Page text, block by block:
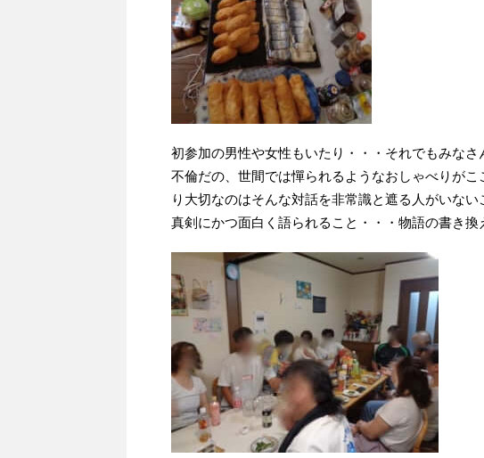
初参加の男性や女性もいたり・・・それでもみな
不倫だの、世間では憚られるようなおしゃべりが
り大切なのはそんな対話を非常識と遮る人がいな
真剣にかつ面白く語られること・・・物語の書き換